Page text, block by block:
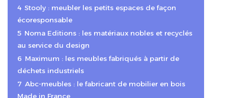
4 Stooly : meubler les petits espaces de façon
écoresponsable
5 Noma Editions : les matériaux nobles et recyclés
au service du design
6 Maximum : les meubles fabriqués à partir de
déchets industriels
7 Abc-meubles : le fabricant de mobilier en bois
Made in France